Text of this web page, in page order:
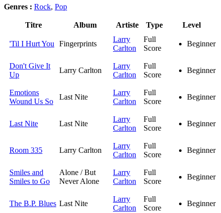
Genres : Rock, Pop
Titre Album Artiste Type Level
'Til I Hurt You Fingerprints
Larry
Carlton
Full
Score
Beginner
Don't Give It
Up
Larry Carlton
Larry
Carlton
Full
Score
Beginner
Emotions
Wound Us So
Last Nite
Larry
Carlton
Full
Score
Beginner
Last Nite Last Nite
Larry
Carlton
Full
Score
Beginner
Room 335 Larry Carlton
Larry
Carlton
Full
Score
Beginner
Smiles and
Smiles to Go
Alone / But
Never Alone
Larry
Carlton
Full
Score
Beginner
The B.P. Blues Last Nite
Larry
Carlton
Full
Score
Beginner